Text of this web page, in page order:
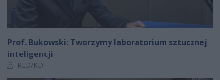
Prof. Bukowski: Tworzymy laboratorium sztucznej
inteligencji
Autor artykułu:
RED/KD